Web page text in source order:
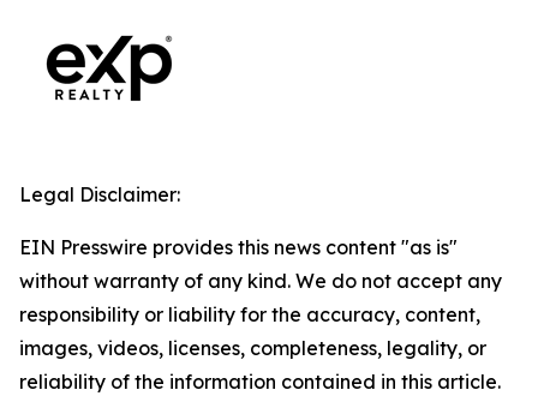
Legal Disclaimer:
EIN Presswire provides this news content "as is"
without warranty of any kind. We do not accept any
responsibility or liability for the accuracy, content,
images, videos, licenses, completeness, legality, or
reliability of the information contained in this article.